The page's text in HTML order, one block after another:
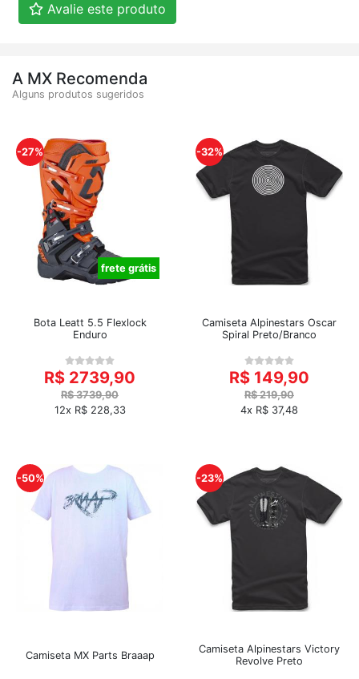
Avalie este produto
A MX Recomenda
Alguns produtos sugeridos
-27%
frete grátis
Bota Leatt 5.5 Flexlock
Enduro
R$ 2739,90
R$ 3739,90
12x R$ 228,33
-32%
Camiseta Alpinestars Oscar
Spiral Preto/Branco
R$ 149,90
R$ 219,90
4x R$ 37,48
-50%
Camiseta MX Parts Braaap
-23%
Camiseta Alpinestars Victory
Revolve Preto